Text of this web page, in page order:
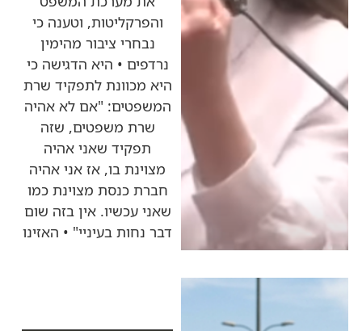
והפרקליטות, וטענה כי
נבחרי ציבור מהימין
נרדפים • היא הדגישה כי
היא מכוונת לתפקיד שרת
המשפטים: "אם לא אהיה
שרת משפטים, שזה
תפקיד שאני אהיה
מצוינת בו, אז אני אהיה
חברת כנסת מצוינת כמו
שאני עכשיו. אין בזה שום
דבר נחות בעיניי" • האזינו